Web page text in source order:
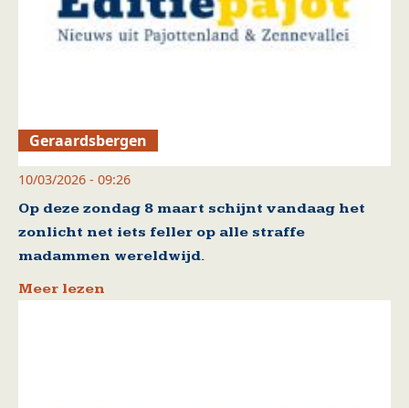
Geraardsbergen
10/03/2026 - 09:26
Op deze zondag 8 maart schijnt vandaag het
zonlicht net iets feller op alle straffe
madammen wereldwijd.
Meer lezen